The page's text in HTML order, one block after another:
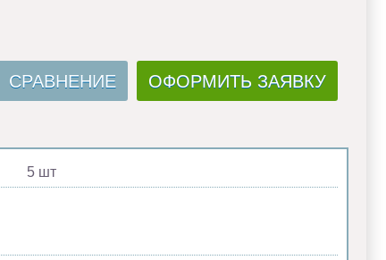
СРАВНЕНИЕ ОФОРМИТЬ ЗАЯВКУ
5 шт